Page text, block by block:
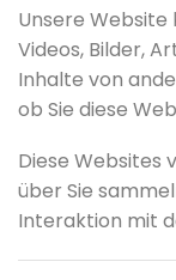
Unsere
Videos, Bilder,
Inhalte von
ob Sie diese
Diese Websites
über Sie
Interaktion mit